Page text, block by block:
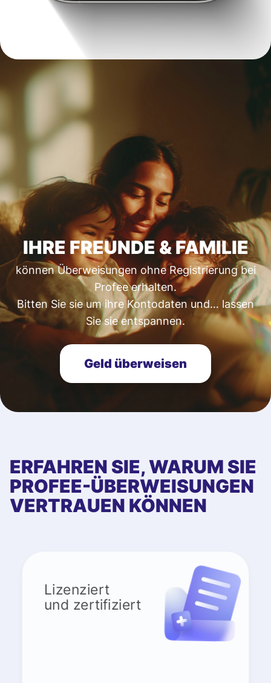
IHRE FREUNDE & FAMILIE
können Überweisungen ohne Registrierung bei
Profee erhalten.
Bitten Sie sie um ihre Kontodaten und… lassen
Sie sie entspannen.
Geld überweisen
ERFAHREN SIE, WARUM SIE
PROFEE-ÜBERWEISUNGEN
VERTRAUEN KÖNNEN
Lizenziert
und zertifiziert